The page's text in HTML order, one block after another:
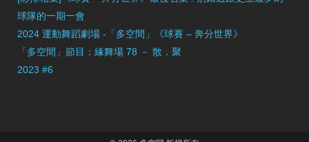
球隊的一期一會
2024 運動舞蹈劇場 -「多空間」《球賽 – 奔分世界》
「多空間」節目：緣舞場 78 － 散．聚
2023 #6